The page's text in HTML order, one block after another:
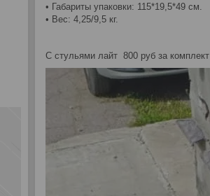
• Габариты упаковки: 115*19,5*49 см.
• Вес: 4,25/9,5 кг.
С стульями лайт 800 руб за комплект